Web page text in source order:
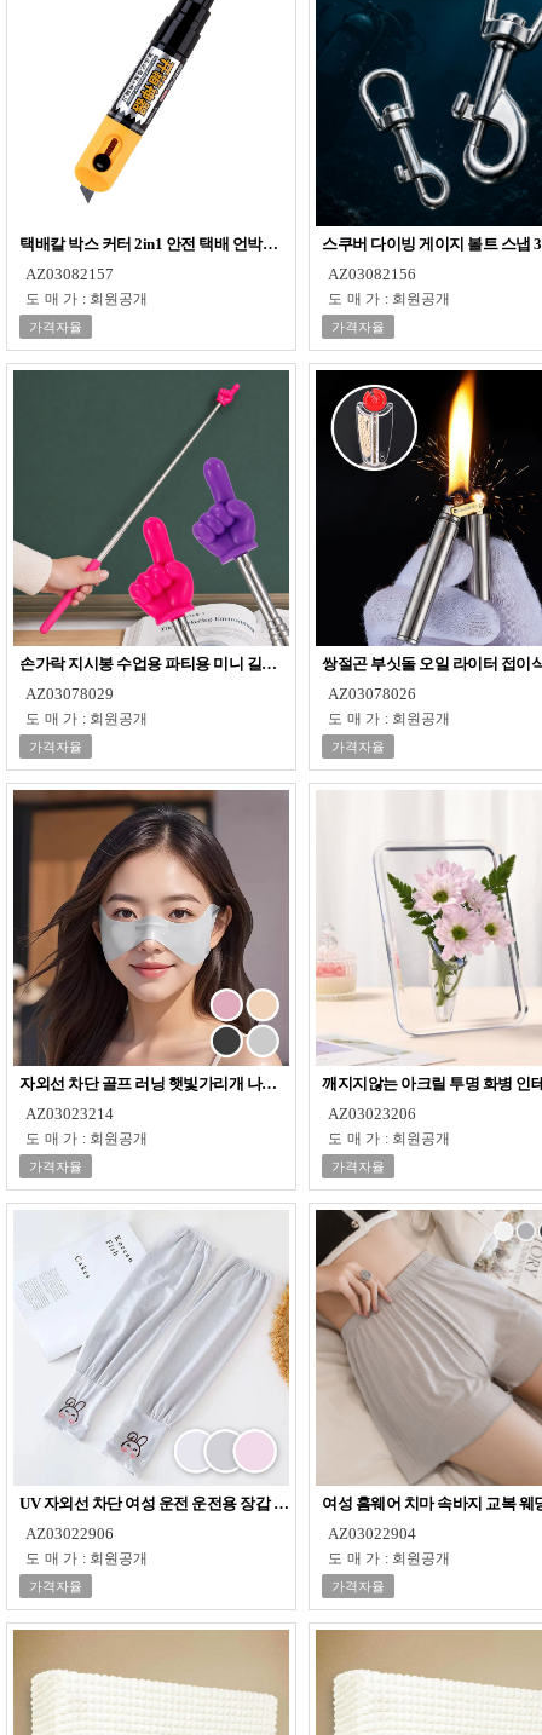
택배칼 박스 커터 2in1 안전 택배 언박싱 미니 마카
AZ03082157
도매가 : 회원공개
가격자율
스쿠버 다이빙 게이지 볼트 스냅
AZ03082156
도매가 : 회원공개
가격자율
손가락 지시봉 수업용 파티용 미니 길이조절 지휘봉
AZ03078029
도매가 : 회원공개
가격자율
쌍절곤 부싯돌 오일 라이터 접이
AZ03078026
도매가 : 회원공개
가격자율
자외선 차단 골프 러닝 햇빛가리개 나비 얼굴 마스크
AZ03023214
도매가 : 회원공개
가격자율
깨지지않는 아크릴 투명 화병 인
AZ03023206
도매가 : 회원공개
가격자율
UV 자외선 차단 여성 운전 운전용 장갑 쿨토시 팔토시
AZ03022906
도매가 : 회원공개
가격자율
여성 홈웨어 치마 속바지 교복 웨
AZ03022904
도매가 : 회원공개
가격자율